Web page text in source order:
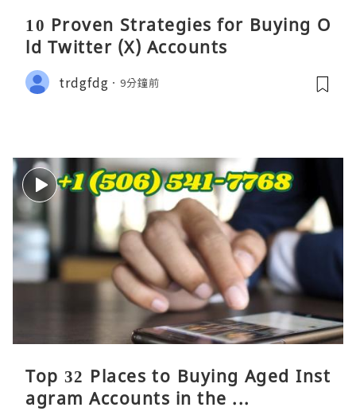
10 Proven Strategies for Buying O
ld Twitter (X) Accounts
trdgfdg 9分鐘前
Top 32 Places to Buying Aged Inst
agram Accounts in the ...